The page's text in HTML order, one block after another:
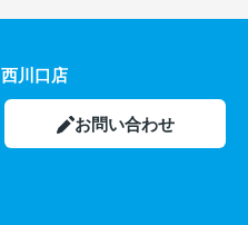
川口店
お問い合わせ